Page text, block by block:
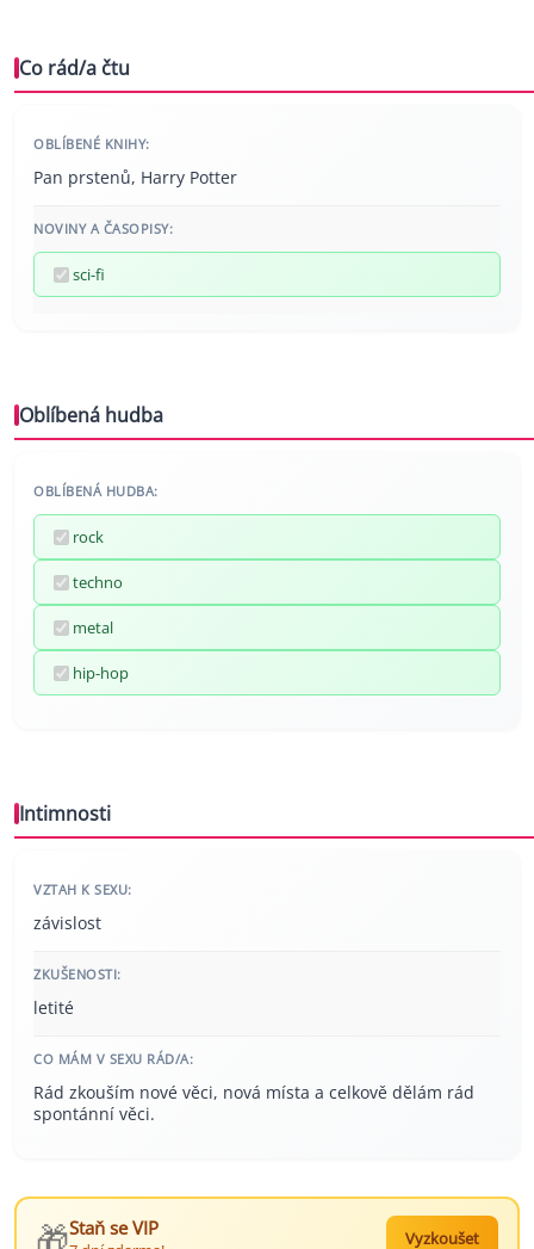
Co rád/a čtu
OBLÍBENÉ KNIHY:
Pan prstenů, Harry Potter
NOVINY A ČASOPISY:
sci-fi
Oblíbená hudba
OBLÍBENÁ HUDBA:
rock
techno
metal
hip-hop
Intimnosti
VZTAH K SEXU:
závislost
ZKUŠENOSTI:
letité
CO MÁM V SEXU RÁD/A:
Rád zkouším nové věci, nová místa a celkově dělám rád
spontánní věci.
🎁Staň se VIP Vyzkoušet